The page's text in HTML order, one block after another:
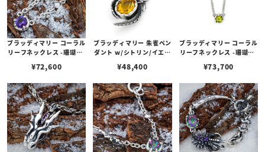
ブラッディマリー コーラル
リーフネックレス -珊瑚礁-
¥72,600
ブラッディマリー 朱雀ペン
ダント w/シトリン/イエロ
¥48,400
ブラッディマリー コーラル
リーフネックレス -珊瑚礁-
¥73,700